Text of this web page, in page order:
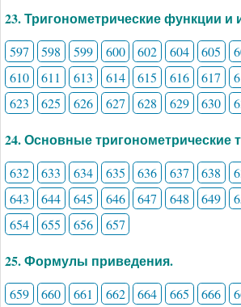
23. Тригонометрические функции и
597 598 599 600 602 604 605
610
611 613 614 615 616 617
623
625 626 627 628 629 630
24. Основные тригонометрические
632 633 634 635 636 637 638
643
644 645 646 647 648 649
654
655 656 657
25. Формулы приведения.
659 660 661 662 664 665 666